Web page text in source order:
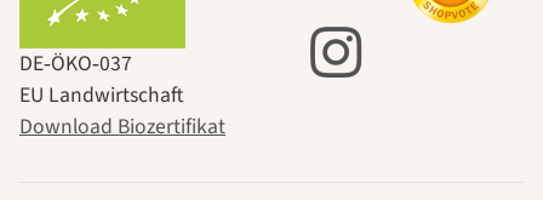
DE‑ÖKO‑037
EU Landwirtschaft
Download Biozertifikat